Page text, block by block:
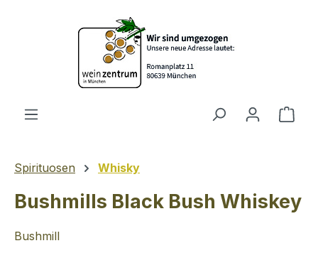
Zum Hauptinhalt springen
Spirituosen Whisky
Bushmills Black Bush Whiskey
Bushmill